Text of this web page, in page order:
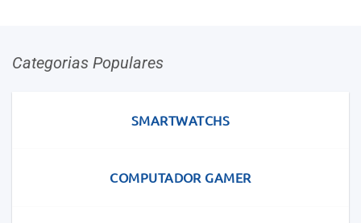
Categorias Populares
SMARTWATCHS
COMPUTADOR GAMER